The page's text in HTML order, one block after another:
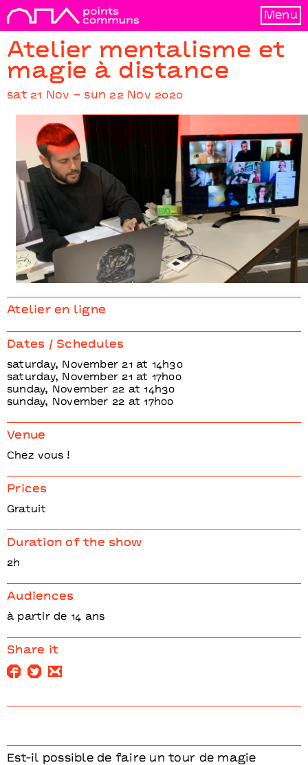
Menu
Atelier mentalisme et
magie à distance
sat 21 Nov – sun 22 Nov 2020
Atelier mentalisme et magie à distance
Est-il possible de faire un tour de magie
Atelier en ligne
Dates / Schedules
saturday, November 21 at 14h30
saturday, November 21 at 17h00
sunday, November 22 at 14h30
sunday, November 22 at 17h00
Venue
Chez vous !
Prices
Gratuit
Duration of the show
2h
Audiences
à partir de 14 ans
Share it